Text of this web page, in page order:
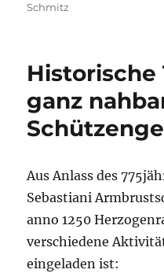
Schmitz
Historische
ganz
Aus Anlass des
Sebastiani
anno 1250
verschiedene
eingeladen ist: